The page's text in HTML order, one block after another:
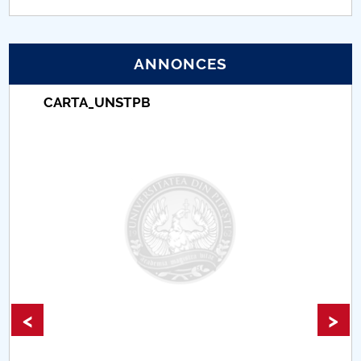
Proiect (PRIM STUD)
Proiect SU-ETIC
Université pour la communauté
Comisie de etica unversitară
Evenimente CUP
ANNONCES
CARTA_UNSTPB
< >